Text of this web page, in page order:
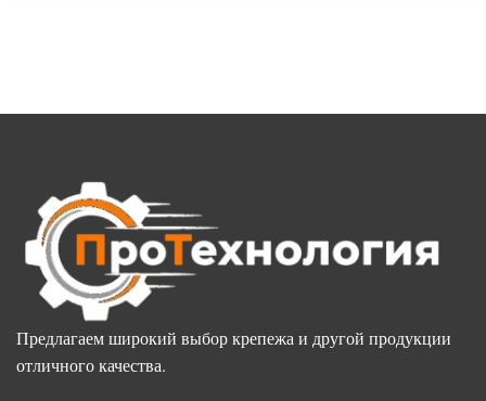
Предлагаем широкий выбор крепежа и другой продукции
отличного качества.